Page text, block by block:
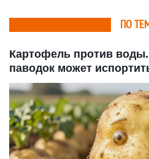
ПО
Картофель против воды.
паводок может